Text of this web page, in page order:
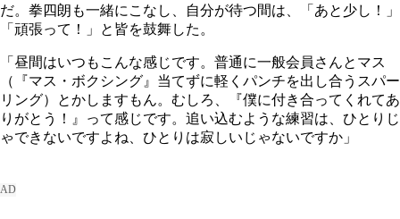
だ。拳四朗も一緒にこなし、自分が待つ間は、「あと少し！」
「頑張って！」と皆を鼓舞した。
「昼間はいつもこんな感じです。普通に一般会員さんとマス
（『マス・ボクシング』当てずに軽くパンチを出し合うスパー
リング）とかしますもん。むしろ、『僕に付き合ってくれてあ
りがとう！』って感じです。追い込むような練習は、ひとりじ
ゃできないですよね、ひとりは寂しいじゃないですか」